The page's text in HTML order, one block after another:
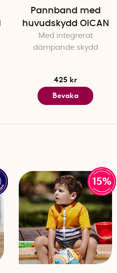
Pannband med
huvudskydd OICAN
Med integrerat
dämpande skydd
425 kr
Bevaka
15%